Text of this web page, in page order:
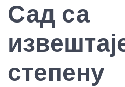
Сад са
степену